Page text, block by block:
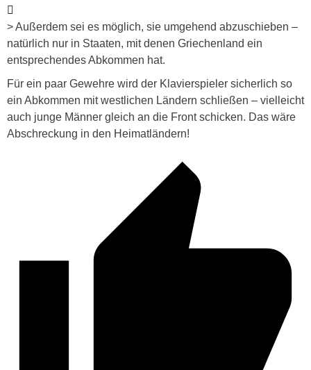
> Außerdem sei es möglich, sie umgehend abzuschieben –
natürlich nur in Staaten, mit denen Griechenland ein
entsprechendes Abkommen hat.
Für ein paar Gewehre wird der Klavierspieler sicherlich so
ein Abkommen mit westlichen Ländern schließen – vielleicht
auch junge Männer gleich an die Front schicken. Das wäre
Abschreckung in den Heimatländern!